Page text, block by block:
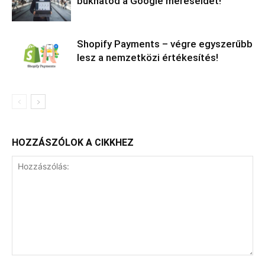
Shopify Payments – végre egyszerűbb
lesz a nemzetközi értékesítés!
HOZZÁSZÓLOK A CIKKHEZ